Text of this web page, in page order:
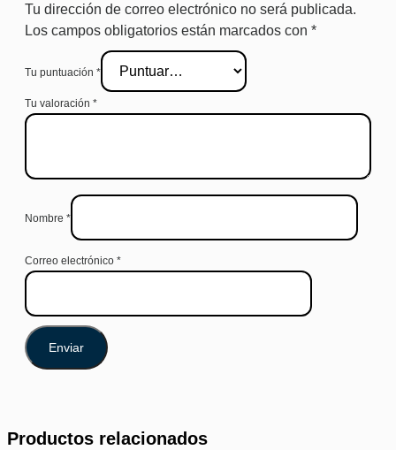
Tu dirección de correo electrónico no será publicada.
Los campos obligatorios están marcados con *
Tu puntuación *
Tu valoración *
Nombre *
Correo electrónico *
Productos relacionados